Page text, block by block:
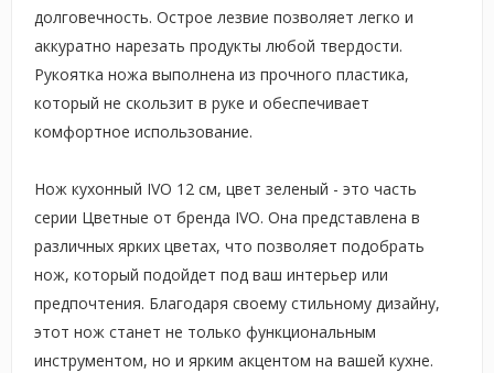
долговечность. Острое лезвие позволяет легко и
аккуратно нарезать продукты любой твердости.
Рукоятка ножа выполнена из прочного пластика,
который не скользит в руке и обеспечивает
комфортное использование.
Нож кухонный IVO 12 см, цвет зеленый - это часть
серии Цветные от бренда IVO. Она представлена в
различных ярких цветах, что позволяет подобрать
нож, который подойдет под ваш интерьер или
предпочтения. Благодаря своему стильному дизайну,
этот нож станет не только функциональным
инструментом, но и ярким акцентом на вашей кухне.